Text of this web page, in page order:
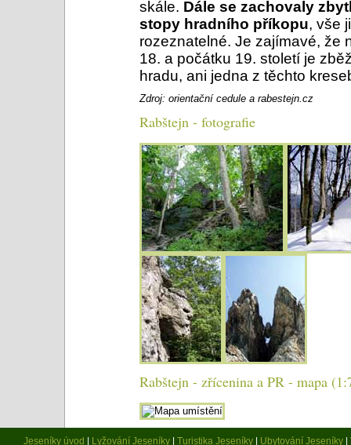
skále. Dále se zachovaly
stopy hradního příkopu, vše
rozeznatelné. Je zajímavé, že
18. a počátku 19. století je
hradu, ani jedna z těchto
Zdroj: orientační cedule a rabestejn.cz
Rabštejn - fotografie
Rabštejn - zřícenina a PR - mapa
Jeseníky úvod Lyžování Jeseníky Turistika Jeseníky Ubytování Jeseníky